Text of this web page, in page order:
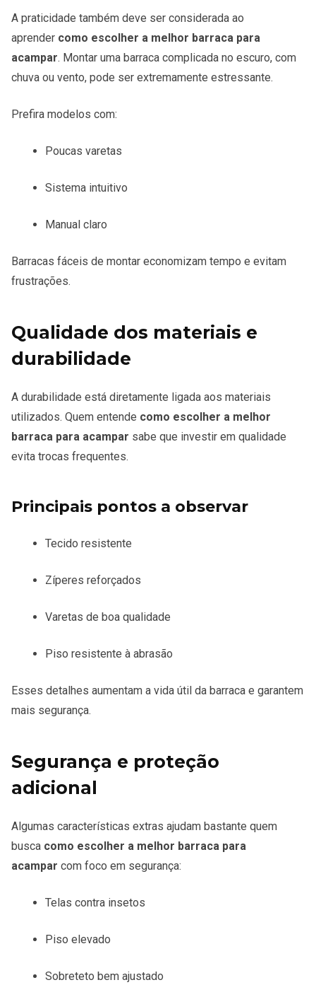
A praticidade também deve ser considerada ao
aprender como escolher a melhor barraca para
acampar. Montar uma barraca complicada no escuro, com
chuva ou vento, pode ser extremamente estressante.
Prefira modelos com:
Poucas varetas
Sistema intuitivo
Manual claro
Barracas fáceis de montar economizam tempo e evitam
frustrações.
Qualidade dos materiais e
durabilidade
A durabilidade está diretamente ligada aos materiais
utilizados. Quem entende como escolher a melhor
barraca para acampar sabe que investir em qualidade
evita trocas frequentes.
Principais pontos a observar
Tecido resistente
Zíperes reforçados
Varetas de boa qualidade
Piso resistente à abrasão
Esses detalhes aumentam a vida útil da barraca e garantem
mais segurança.
Segurança e proteção
adicional
Algumas características extras ajudam bastante quem
busca como escolher a melhor barraca para
acampar com foco em segurança:
Telas contra insetos
Piso elevado
Sobreteto bem ajustado